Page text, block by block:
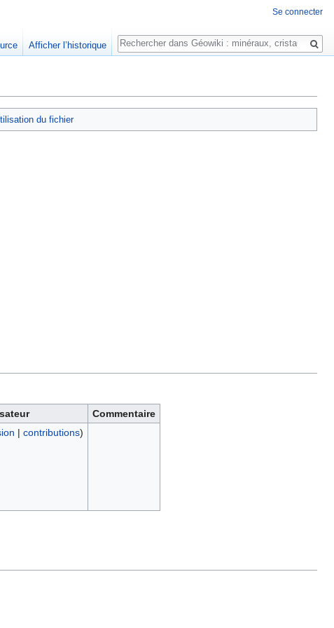
du fichier
Commentaire
| contributions)
Se connecter
Afficher l’historique
Rechercher